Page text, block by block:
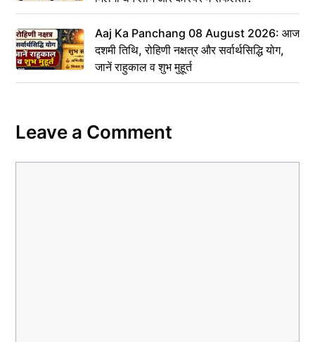
Aaj Ka Panchang 08 August 2026: आज
दशमी तिथि, रोहिणी नक्षत्र और सर्वार्थसिद्धि योग,
जानें राहुकाल व शुभ मुहूर्त
Leave a Comment